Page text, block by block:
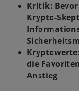
Kritik:
Krypto-
die
Anstieg